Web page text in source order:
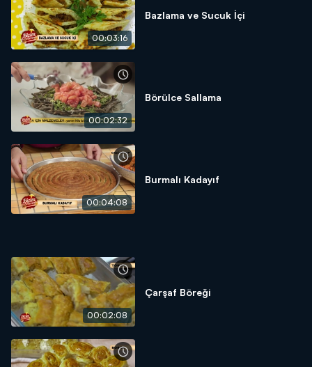
00:03:16
Bazlama ve Sucuk İçi
00:02:32
Börülce Sallama
00:04:08
Burmalı Kadayıf
00:02:08
Çarşaf Böreği